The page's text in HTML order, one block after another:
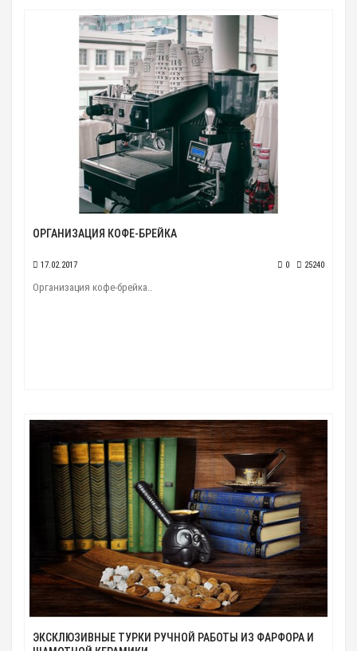
ОРГАНИЗАЦИЯ КОФЕ-БРЕЙКА
17.02.2017 0 25240
Организация кофе-брейка..
ЭКСКЛЮЗИВНЫЕ ТУРКИ РУЧНОЙ РАБОТЫ ИЗ ФАРФОРА И